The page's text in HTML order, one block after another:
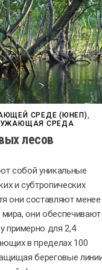
СРЕДЕ (ЮНЕП),
СРЕДА
лесов
собой уникальные
и субтропических
они составляют
мира, они обеспечивают
примерно для 2,4
в пределах 100
береговые